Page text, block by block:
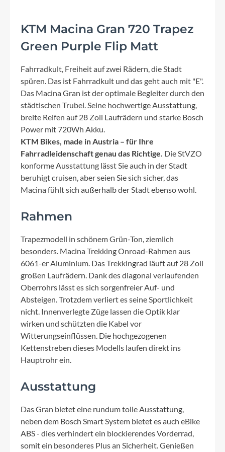
KTM Macina Gran 720 Trapez
Green Purple Flip Matt
Fahrradkult, Freiheit auf zwei Rädern, die Stadt
spüren. Das ist Fahrradkult und das geht auch mit "E".
Das Macina Gran ist der optimale Begleiter durch den
städtischen Trubel. Seine hochwertige Ausstattung,
breite Reifen auf 28 Zoll Laufrädern und starke Bosch
Power mit 720Wh Akku.
KTM Bikes, made in Austria – für Ihre
Fahrradleidenschaft genau das Richtige. Die StVZO
konforme Ausstattung lässt Sie auch in der Stadt
beruhigt cruisen, aber seien Sie sich sicher, das
Macina fühlt sich außerhalb der Stadt ebenso wohl.
Rahmen
Trapezmodell in schönem Grün-Ton, ziemlich
besonders. Macina Trekking Onroad-Rahmen aus
6061-er Aluminium. Das Trekkingrad läuft auf 28 Zoll
großen Laufrädern. Dank des diagonal verlaufenden
Oberrohrs lässt es sich sorgenfreier Auf- und
Absteigen. Trotzdem verliert es seine Sportlichkeit
nicht. Innenverlegte Züge lassen die Optik klar
wirken und schützten die Kabel vor
Witterungseinflüssen. Die hochgezogenen
Kettenstreben dieses Modells laufen direkt ins
Hauptrohr ein.
Ausstattung
Das Gran bietet eine rundum tolle Ausstattung,
neben dem Bosch Smart System bietet es auch eBike
ABS - dies verhindert ein blockierendes Vorderrad,
somit ein besonderes Plus an Sicherheit. Genießen